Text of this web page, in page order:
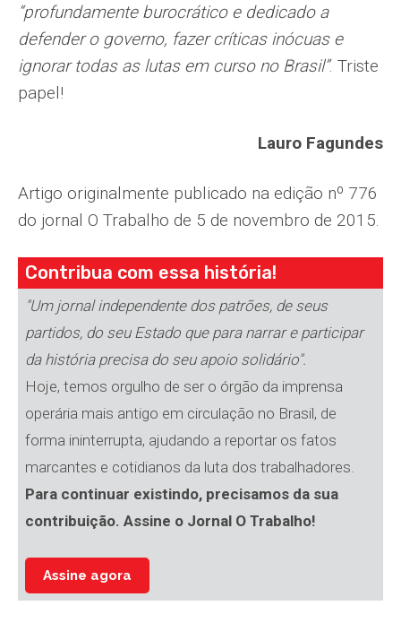
“profundamente burocrático e dedicado a
defender o governo, fazer críticas inócuas e
ignorar todas as lutas em curso no Brasil”. Triste
papel!
Lauro Fagundes
Artigo originalmente publicado na edição nº 776
do jornal O Trabalho de 5 de novembro de 2015.
Contribua com essa história!
"Um jornal independente dos patrões, de seus
partidos, do seu Estado que para narrar e participar
da história precisa do seu apoio solidário".
Hoje, temos orgulho de ser o órgão da imprensa
operária mais antigo em circulação no Brasil, de
forma ininterrupta, ajudando a reportar os fatos
marcantes e cotidianos da luta dos trabalhadores.
Para continuar existindo, precisamos da sua
contribuição. Assine o Jornal O Trabalho!
Assine agora